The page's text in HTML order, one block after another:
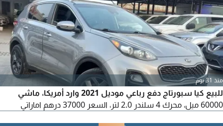
منذ 31 يوم
للبيع كيا سبورتاج دفع رباعي موديل 2021 وارد أمريكا، ماشي
60000 ميل، محرك 4 سلندر 2.0 لتر، السعر 37000 درهم اماراتي